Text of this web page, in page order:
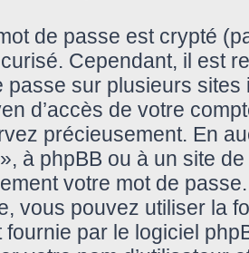
de passe est crypté
Cependant, il est
passe sur plusieurs
d’accès de votre
précieusement. En
à phpBB ou à un site
votre mot de
vous pouvez utiliser la
fournie par le logiciel